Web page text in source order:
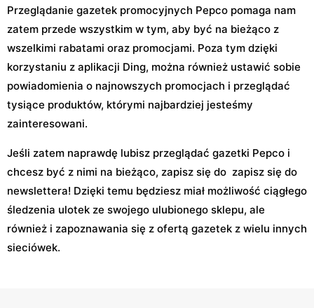
Przeglądanie gazetek promocyjnych Pepco pomaga nam
zatem przede wszystkim w tym, aby być na bieżąco z
wszelkimi rabatami oraz promocjami. Poza tym dzięki
korzystaniu z aplikacji Ding, można również ustawić sobie
powiadomienia o najnowszych promocjach i przeglądać
tysiące produktów, którymi najbardziej jesteśmy
zainteresowani.
Jeśli zatem naprawdę lubisz przeglądać gazetki Pepco i
chcesz być z nimi na bieżąco, zapisz się do zapisz się do
newslettera! Dzięki temu będziesz miał możliwość ciągłego
śledzenia ulotek ze swojego ulubionego sklepu, ale
również i zapoznawania się z ofertą gazetek z wielu innych
sieciówek.